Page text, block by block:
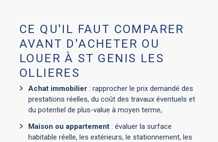
CE QU'IL FAUT COMPARER
AVANT D'ACHETER OU
LOUER À ST GENIS LES
OLLIERES
Achat immobilier : rapprocher le prix demandé des
prestations réelles, du coût des travaux éventuels et
du potentiel de plus-value à moyen terme,
Maison ou appartement : évaluer la surface
habitable réelle, les extérieurs, le stationnement, les